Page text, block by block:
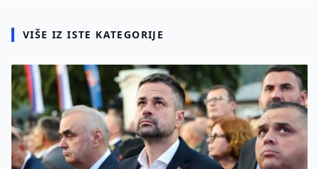
VIŠE IZ ISTE KATEGORIJE